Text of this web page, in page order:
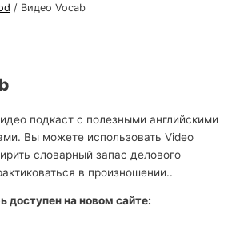
/ Видео Vocab
подкаст с полезными английскими
Вы можете использовать Video
словарный запас делового
в произношении..
доступен на новом сайте: